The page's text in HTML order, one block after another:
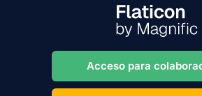
Acceso para